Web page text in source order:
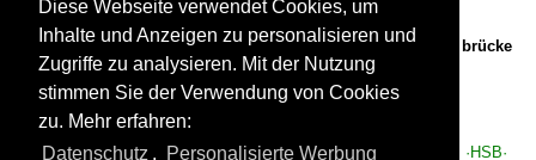
aufgenommen in wernigerode nähe des bahnhofes von der brücke
diesellok der harzerschmalspurbahn 
carsten bothe
Deutschland / Schmalspurbahnen / Harzer Schmalspurbahnen ·HSB·
Diese Webseite verwendet Cookies, um
Inhalte und Anzeigen zu personalisieren und
Zugriffe zu analysieren. Mit der Nutzung
stimmen Sie der Verwendung von Cookies
zu. Mehr erfahren:
Datenschutz , Personalisierte Werbung